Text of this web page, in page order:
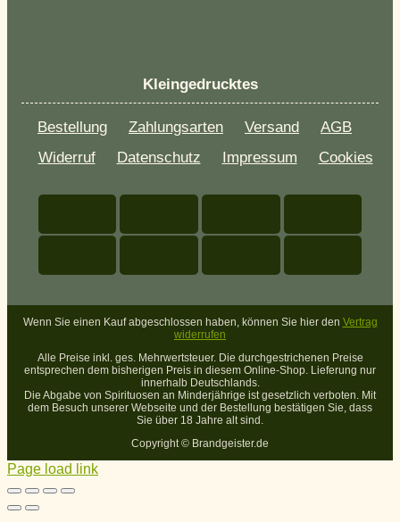
Kleingedrucktes
Bestellung Zahlungsarten Versand
AGB
Widerruf
Datenschutz Impressum Cookies
Wenn Sie einen Kauf abgeschlossen haben, können Sie hier den Vertrag
widerrufen
Alle Preise inkl. ges. Mehrwertsteuer. Die durchgestrichenen Preise
entsprechen dem bisherigen Preis in diesem Online-Shop. Lieferung nur
innerhalb Deutschlands.
Die Abgabe von Spirituosen an Minderjährige ist gesetzlich verboten. Mit
dem Besuch unserer Webseite und der Bestellung bestätigen Sie, dass
Sie über 18 Jahre alt sind.
Copyright © Brandgeister.de
Page load link